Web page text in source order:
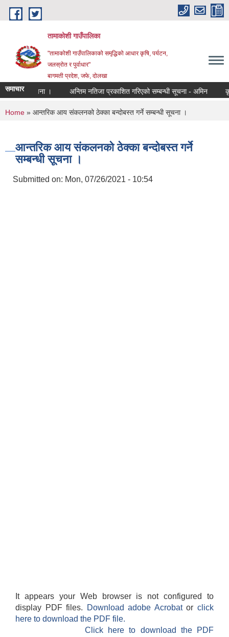
Skip to main content
तामाकोशी गाउँपालिका
"तामाकोशी गाउँपालिकाको समृद्धिको आधार कृषि, पर्यटन,
जलस्रोत र पुर्वाधार"
बागमती प्रदेश, जफे, दोलखा
समाचार
७ दिने सूचना । अन्तिम नतिजा प्रकाशित गरिएको सम्बन्धी सूचना - अमिन
You are here
Home » आन्तरिक आय संकलनको ठेक्का बन्दोबस्त गर्ने सम्बन्धी सूचना ।
आन्तरिक आय संकलनको ठेक्का बन्दोबस्त गर्ने
सम्बन्धी सूचना ।
Submitted on: Mon, 07/26/2021 - 10:54
It appears your Web browser is not configured to
display PDF files.
Download adobe Acrobatorclick
here to download the PDF file.
Click here to download the PDF